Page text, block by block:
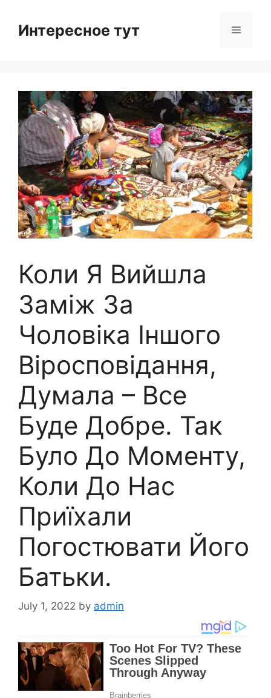
contentИнтересное тут Menu
Коли Я Вийшла
Заміж За
Чоловіка Іншого
Віросповідання,
Думала – Все
Буде Добре. Так
Було До Моменту,
Коли До Нас
Приїхали
Погостювати Його
Батьки.
July 1, 2022 by admin